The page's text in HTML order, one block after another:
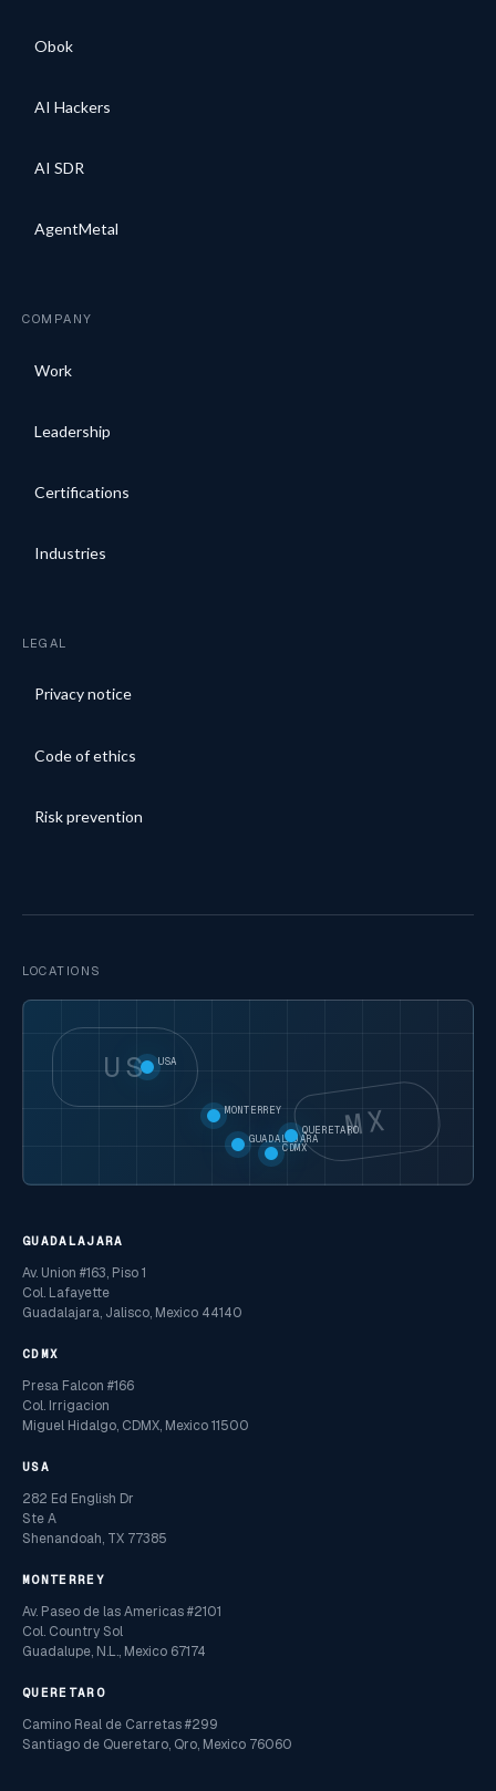
Obok
AI Hackers
AI SDR
AgentMetal
COMPANY
Work
Leadership
Certifications
Industries
LEGAL
Privacy notice
Code of ethics
Risk prevention
LOCATIONS
US
MX
USA
MONTERREY
GUADALAJARA
CDMX
QUERETARO
GUADALAJARA
Av. Union #163, Piso 1
Col. Lafayette
Guadalajara, Jalisco, Mexico 44140
CDMX
Presa Falcon #166
Col. Irrigacion
Miguel Hidalgo, CDMX, Mexico 11500
USA
282 Ed English Dr
Ste A
Shenandoah, TX 77385
MONTERREY
Av. Paseo de las Americas #2101
Col. Country Sol
Guadalupe, N.L., Mexico 67174
QUERETARO
Camino Real de Carretas #299
Santiago de Queretaro, Qro, Mexico 76060